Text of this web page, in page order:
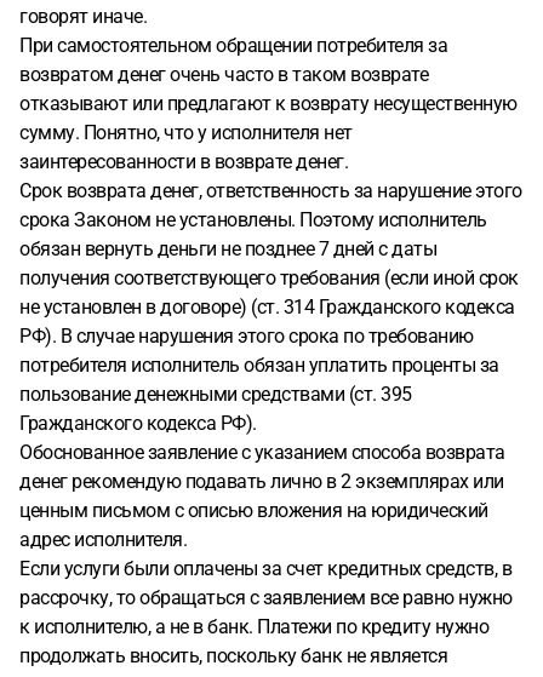
говорят иначе.
При самостоятельном обращении потребителя за
возвратом денег очень часто в таком возврате
отказывают или предлагают к возврату несущественную
сумму. Понятно, что у исполнителя нет
заинтересованности в возврате денег.
Срок возврата денег, ответственность за нарушение этого
срока Законом не установлены. Поэтому исполнитель
обязан вернуть деньги не позднее 7 дней с даты
получения соответствующего требования (если иной срок
не установлен в договоре) (ст. 314 Гражданского кодекса
РФ). В случае нарушения этого срока по требованию
потребителя исполнитель обязан уплатить проценты за
пользование денежными средствами (ст. 395
Гражданского кодекса РФ).
Обоснованное заявление с указанием способа возврата
денег рекомендую подавать лично в 2 экземплярах или
ценным письмом с описью вложения на юридический
адрес исполнителя.
Если услуги были оплачены за счет кредитных средств, в
рассрочку, то обращаться с заявлением все равно нужно
к исполнителю, а не в банк. Платежи по кредиту нужно
продолжать вносить, поскольку банк не является